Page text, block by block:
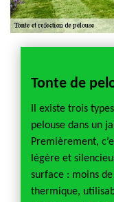
Tonte de
Il existe trois
pelouse dans un
Premièrement,
légère et
surface : moins de
thermique,